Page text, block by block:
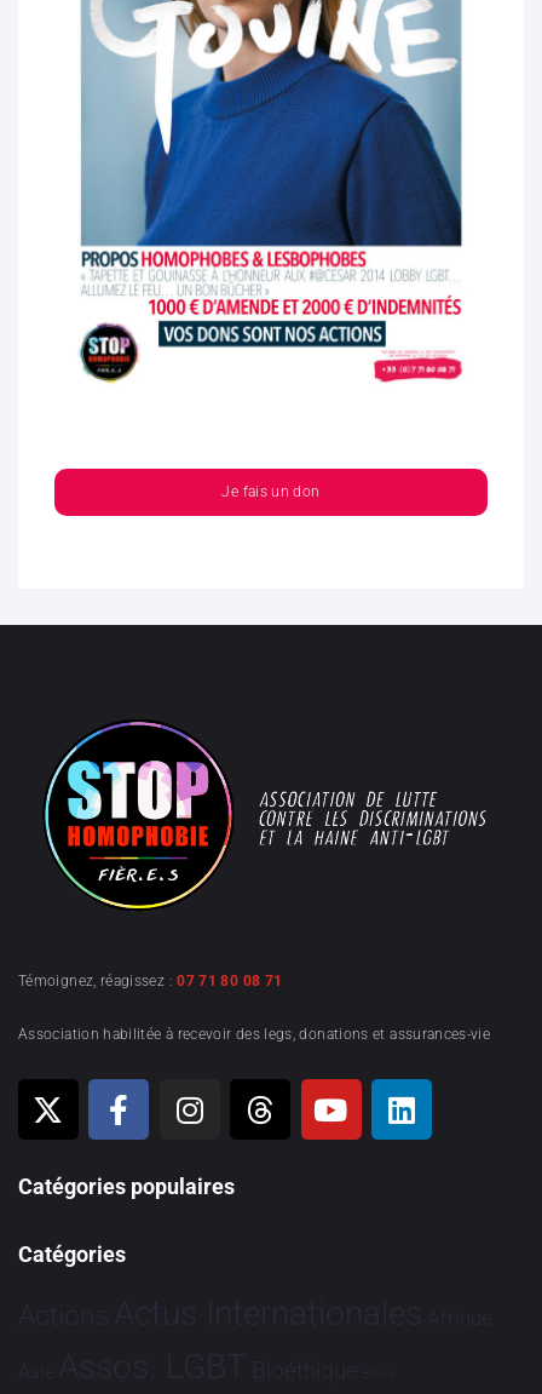
Je fais un don
Témoignez, réagissez :07 71 80 08 71
Association habilitée à recevoir des legs, donations et assurances-vie
Catégories populaires
Catégories
Actions Actus Internationales Afrique
Asie Assos. LGBT Bioéthique Brève